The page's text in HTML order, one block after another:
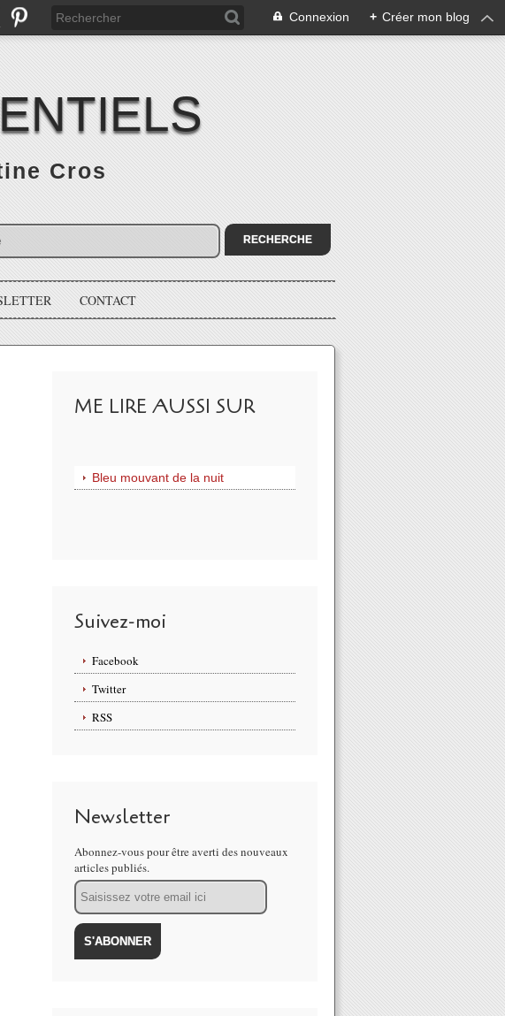
Connexion + Créer mon blog
Cros
CONTACT
ME LIRE AUSSI SUR
Bleu mouvant de la nuit
Suivez-moi
Facebook
Twitter
RSS
Newsletter
Abonnez-vous pour être averti des nouveaux
articles publiés.
Email